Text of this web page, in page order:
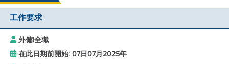
工作要求
外傭|全職
在此日期前開始: 07日07月2025年